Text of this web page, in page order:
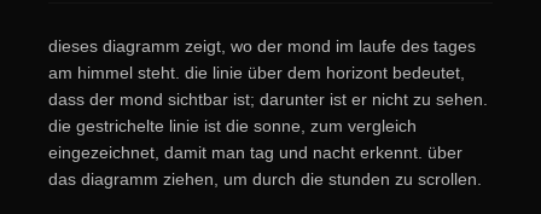
dieses diagramm zeigt, wo der mond im laufe des tages
am himmel steht. die linie über dem horizont bedeutet,
dass der mond sichtbar ist; darunter ist er nicht zu sehen.
die gestrichelte linie ist die sonne, zum vergleich
eingezeichnet, damit man tag und nacht erkennt. über
das diagramm ziehen, um durch die stunden zu scrollen.